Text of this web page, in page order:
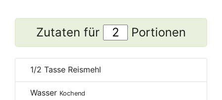
Zutaten für Portionen
1/2 Tasse Reismehl
Wasser Kochend